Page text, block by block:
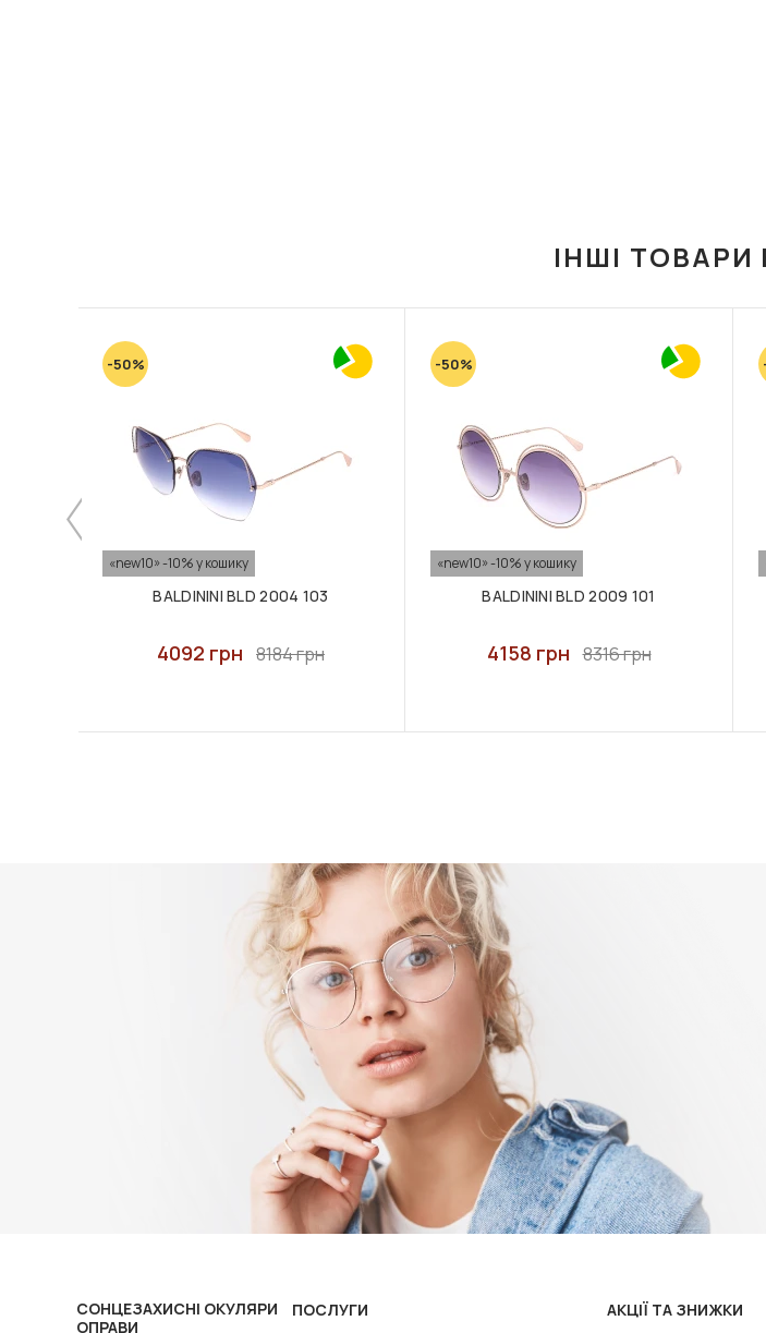
ІНШІ ТОВАРИ
-50%
«new10» -10% у кошику
BALDININI BLD 2004 103
4092 грн 8184 грн
-50%
«new10» -10% у кошику
BALDININI BLD 2009 101
4158 грн 8316 грн
СОНЦЕЗАХИСНІ ОКУЛЯРИ
ОПРАВИ
ПОСЛУГИ АКЦІЇ ТА ЗНИЖКИ